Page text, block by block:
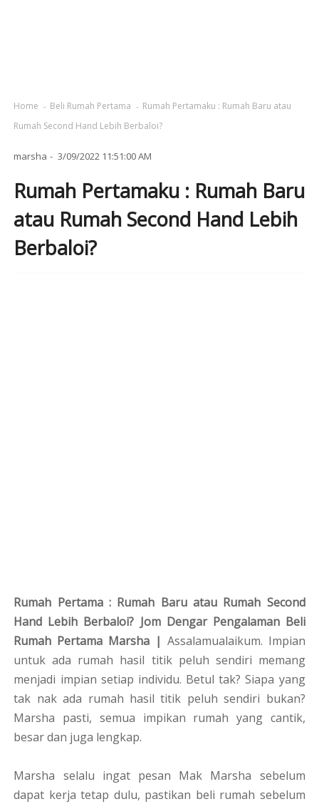
Home Beli Rumah Pertama
Rumah Pertamaku : Rumah Baru atau
Rumah Second Hand Lebih Berbaloi?
marsha 3/09/2022 11:51:00 AM
Rumah Pertamaku : Rumah Baru
atau Rumah Second Hand Lebih
Berbaloi?
Rumah Pertama : Rumah Baru atau Rumah Second
Hand Lebih Berbaloi? Jom Dengar Pengalaman Beli
Rumah Pertama Marsha | Assalamualaikum. Impian
untuk ada rumah hasil titik peluh sendiri memang
menjadi impian setiap individu. Betul tak? Siapa yang
tak nak ada rumah hasil titik peluh sendiri bukan?
Marsha pasti, semua impikan rumah yang cantik,
besar dan juga lengkap.
Marsha selalu ingat pesan Mak Marsha sebelum
dapat kerja tetap dulu, pastikan beli rumah sebelum